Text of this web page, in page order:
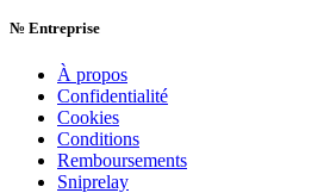
№ Entreprise
À propos
Confidentialité
Cookies
Conditions
Remboursements
Sniprelay